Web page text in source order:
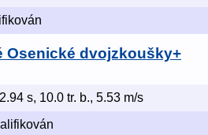
Osenické dvojzkoušky+
s, 10.0 tr. b., 5.53 m/s